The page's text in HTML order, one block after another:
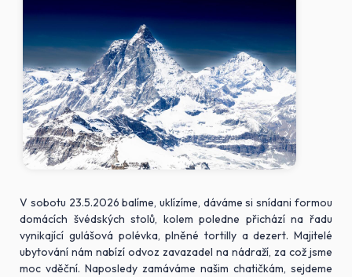
V sobotu 23.5.2026 balíme, uklízíme, dáváme si snídani formou
domácích švédských stolů, kolem poledne přichází na řadu
vynikající gulášová polévka, plněné tortilly a dezert. Majitelé
ubytování nám nabízí odvoz zavazadel na nádraží, za což jsme
moc vděční. Naposledy zamáváme našim chatičkám, sejdeme